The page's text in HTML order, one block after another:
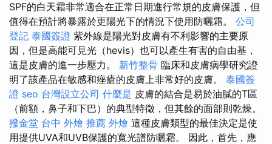
SPF的白天霜非常適合在正常日期進行常規的皮膚保護，但
值得在預計將暴露於更陽光下的情況下使用防曬霜。 公司
登記 泰國簽證 紫外線是陽光對皮膚有不利影響的主要原
因，但是高能可見光（hevis）也可以產生有害的自由基，
這是皮膚的進一步壓力。 新竹整骨 臨床和皮膚病學研究證
明了該產品在敏感和痤瘡的皮膚上非常好的皮膚。 泰國簽
證 seo 台灣設立公司 什麼是 皮膚的結合是易於油膩的T區
（前額，鼻子和下巴）的典型特徵，但其餘的面部則乾燥。
撥金堂 台中 外燴 推薦 外燴 這種皮膚類型的最佳決定是使
用提供UVA和UVB保護的寬光譜防曬霜。 因此，首先，應